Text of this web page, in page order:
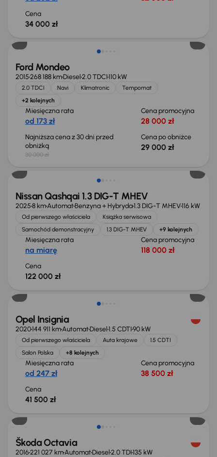
Cena
34 000 zł
Ford Mondeo
2015268 188 kmDiesel2.0 TDCI110 kW
2.0 TDCI Navi Klimatronic
Tempomat
+2 kolejnych
Miesięczna rata
od 173 zł
Cena promocyjna
28 000 zł
Najniższa cena z 30 dni przed
obniżką
30 000 zł
Cena po obniżce
29 000 zł
Od nowego taniej o 36 775 zł
Nissan Qashqai 1.3 DIG-T MHEV
20258 kmAutomatBenzyna + Hybryda1.3 DIG-T MHEV116 kW
Od pierwszego właściciela
Książka serwisowa
Samochód demonstracyjny
1.3 DIG-T MHEV +9 kolejnych
Miesięczna rata
na miarę
Cena promocyjna
118 000 zł
Cena
122 000 zł
Opel Insignia
2020144 911 kmAutomatDiesel1.5 CDTI90 kW
Od pierwszego właściciela Auta krajowe
1.5 CDTI
Salon Polska
+8 kolejnych
Miesięczna rata
od 247 zł
Cena promocyjna
38 500 zł
Cena
41 500 zł
Škoda Octavia
2016221 027 kmAutomatDiesel2.0 TDI135 kW